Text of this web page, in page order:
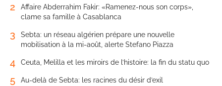
2
Affaire Abderrahim Fakir: «Ramenez-nous son corps»,
clame sa famille à Casablanca
3
Sebta: un réseau algérien prépare une nouvelle
mobilisation à la mi-août, alerte Stefano Piazza
4 Ceuta, Melilla et les miroirs de l’histoire: la fin du statu quo
5 Au-delà de Sebta: les racines du désir d’exil